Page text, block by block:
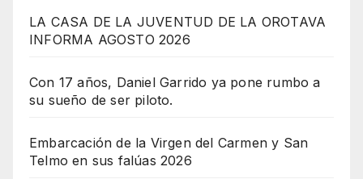
LA CASA DE LA JUVENTUD DE LA OROTAVA
INFORMA AGOSTO 2026
Con 17 años, Daniel Garrido ya pone rumbo a
su sueño de ser piloto.
Embarcación de la Virgen del Carmen y San
Telmo en sus falúas 2026